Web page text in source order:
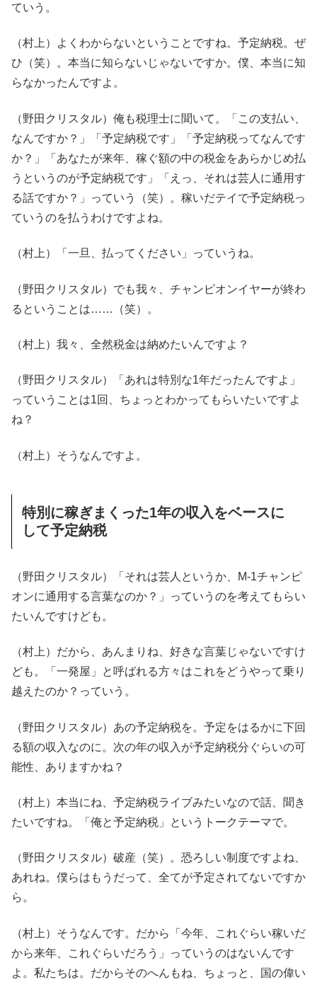
ていう。
（村上）よくわからないということですね。予定納税。ぜ
ひ（笑）。本当に知らないじゃないですか。僕、本当に知
らなかったんですよ。
（野田クリスタル）俺も税理士に聞いて。「この支払い、
なんですか？」「予定納税です」「予定納税ってなんです
か？」「あなたが来年、稼ぐ額の中の税金をあらかじめ払
うというのが予定納税です」「えっ、それは芸人に通用す
る話ですか？」っていう（笑）。稼いだテイで予定納税っ
ていうのを払うわけですよね。
（村上）「一旦、払ってください」っていうね。
（野田クリスタル）でも我々、チャンピオンイヤーが終わ
るということは……（笑）。
（村上）我々、全然税金は納めたいんですよ？
（野田クリスタル）「あれは特別な1年だったんですよ」
っていうことは1回、ちょっとわかってもらいたいですよ
ね？
（村上）そうなんですよ。
特別に稼ぎまくった1年の収入をベースに
して予定納税
（野田クリスタル）「それは芸人というか、M-1チャンピ
オンに通用する言葉なのか？」っていうのを考えてもらい
たいんですけども。
（村上）だから、あんまりね、好きな言葉じゃないですけ
ども。「一発屋」と呼ばれる方々はこれをどうやって乗り
越えたのか？っていう。
（野田クリスタル）あの予定納税を。予定をはるかに下回
る額の収入なのに。次の年の収入が予定納税分ぐらいの可
能性、ありますかね？
（村上）本当にね、予定納税ライブみたいなので話、聞き
たいですね。「俺と予定納税」というトークテーマで。
（野田クリスタル）破産（笑）。恐ろしい制度ですよね、
あれね。僕らはもうだって、全てが予定されてないですか
ら。
（村上）そうなんです。だから「今年、これぐらい稼いだ
から来年、これぐらいだろう」っていうのはないんです
よ。私たちは。だからそのへんもね、ちょっと、国の偉い